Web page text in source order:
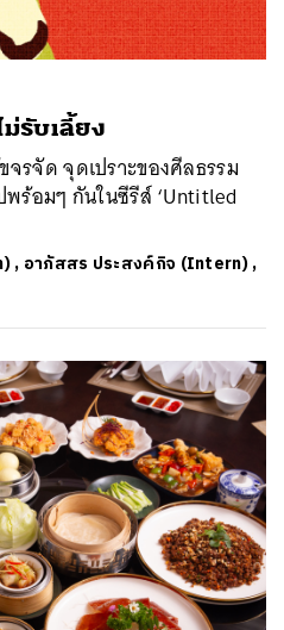
รับเลี้ยง
รจัด จุดเปราะของศีลธรรม
ร้อมๆ กันในซีรีส์ ‘Untitled
, อาภัสสร ประสงค์กิจ (Intern),